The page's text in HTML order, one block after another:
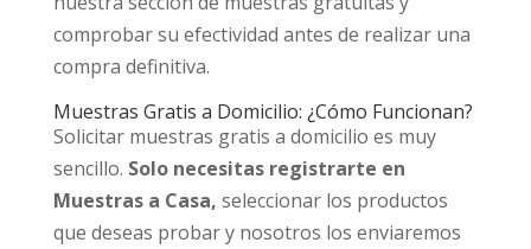
comprobar su efectividad antes de realizar una
compra definitiva.
Muestras Gratis a Domicilio: ¿Cómo Funcionan?
Solicitar muestras gratis a domicilio es muy
sencillo. Solo necesitas registrarte en
Muestras a Casa, seleccionar los productos
que deseas probar y nosotros los enviaremos